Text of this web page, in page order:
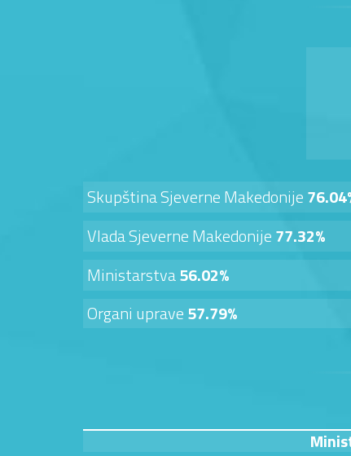
Skupština Sjeverne Makedonije
Vlada Sjeverne Makedonije77.32%
Ministarstva56.02%
Organi uprave57.79%